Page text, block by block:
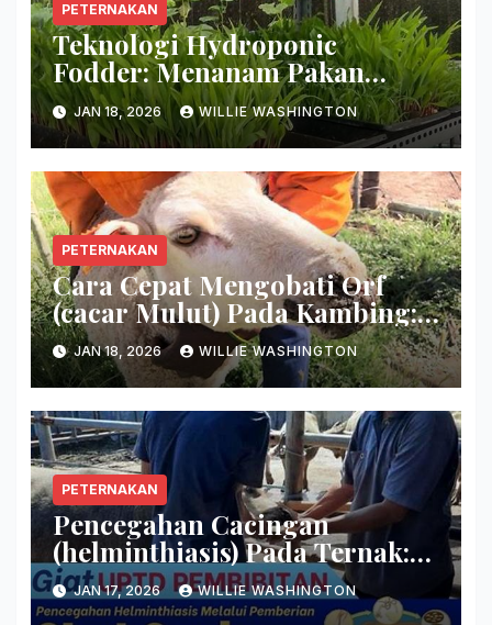
PETERNAKAN
Teknologi Hydroponic
Fodder: Menanam Pakan
Hijauan Di Lahan Sempit
Hanya Dalam 7 Hari!
JAN 18, 2026 WILLIE WASHINGTON
PETERNAKAN
Cara Cepat Mengobati Orf
(cacar Mulut) Pada Kambing:
Hilangkan Keropeng Busuk
Secara Tuntas!
JAN 18, 2026 WILLIE WASHINGTON
PETERNAKAN
Pencegahan Cacingan
(helminthiasis) Pada Ternak:
Basmi Induk Semang Cacing
Sekarang Juga!
JAN 17, 2026 WILLIE WASHINGTON